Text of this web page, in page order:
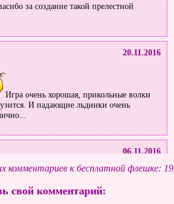
за создание такой прелестной
20.11.2016
Игра очень хорошая, прикольные волки
И падающие льдинки очень
06.11.2016
игра просто шик, ставлю 4 балла
всем её пройти, надеюсь вам
комментариев к бесплатной флешке: 19
свой комментарий: